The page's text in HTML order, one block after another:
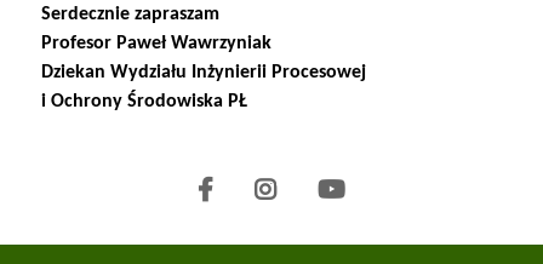
Serdecznie zapraszam
Profesor Paweł Wawrzyniak
Dziekan Wydziału Inżynierii Procesowej
i Ochrony Środowiska PŁ